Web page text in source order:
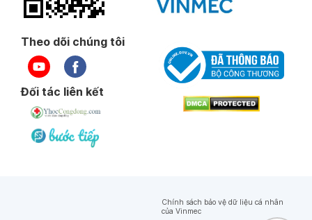
Theo dõi chúng tôi
Đối tác liên kết
Chính sách bảo vệ dữ liệu cá nhân
của Vinmec